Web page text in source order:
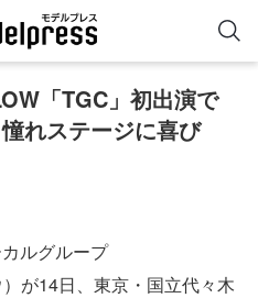
「TGC」初出演で
れステージに喜び
ルグループ
が14日、東京・国立代々木